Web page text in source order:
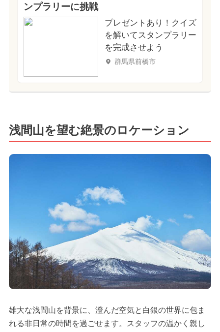
ンプラリーに挑戦
プレゼントあり！クイズ
を解いてスタンプラリー
を完成させよう
群馬県前橋市
浅間山を望む絶景のロケーション
雄大な浅間山を背景に、澄んだ空気と白銀の世界に包ま
れる非日常の時間を過ごせます。スタッフの温かく親し